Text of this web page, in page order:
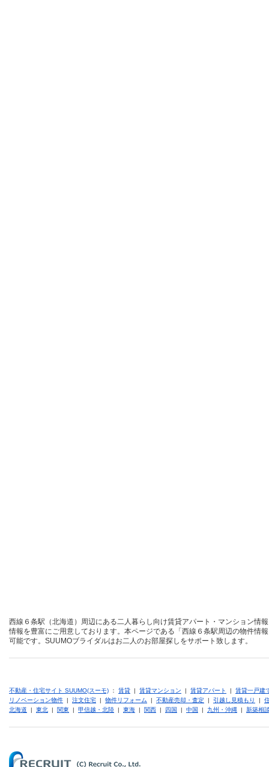
西線６条駅（北海道）周辺にある二人暮らし向け賃貸アパート・マンション情
情報を豊富にご用意しております。本ページである「西線６条駅周辺の物件情
可能です。SUUMOブライダルはお二人のお部屋探しをサポート致します。
不動産・住宅サイト SUUMO(スーモ) ： 賃貸 | 賃貸マンション | 賃貸アパート | 賃貸一戸建
リノベーション物件 | 注文住宅 | 物件リフォーム | 不動産売却・査定 | 引越し見積もり |
北海道 | 東北 | 関東 | 甲信越・北陸 | 東海 | 関西 | 四国 | 中国 | 九州・沖縄 | 新築相